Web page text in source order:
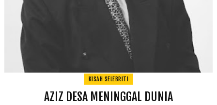
KISAH SELEBRITI
AZIZ DESA MENINGGAL DUNIA